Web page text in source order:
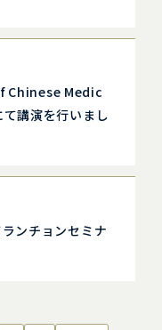
Chinese Medic
講演を行いまし
ンチョンセミナ